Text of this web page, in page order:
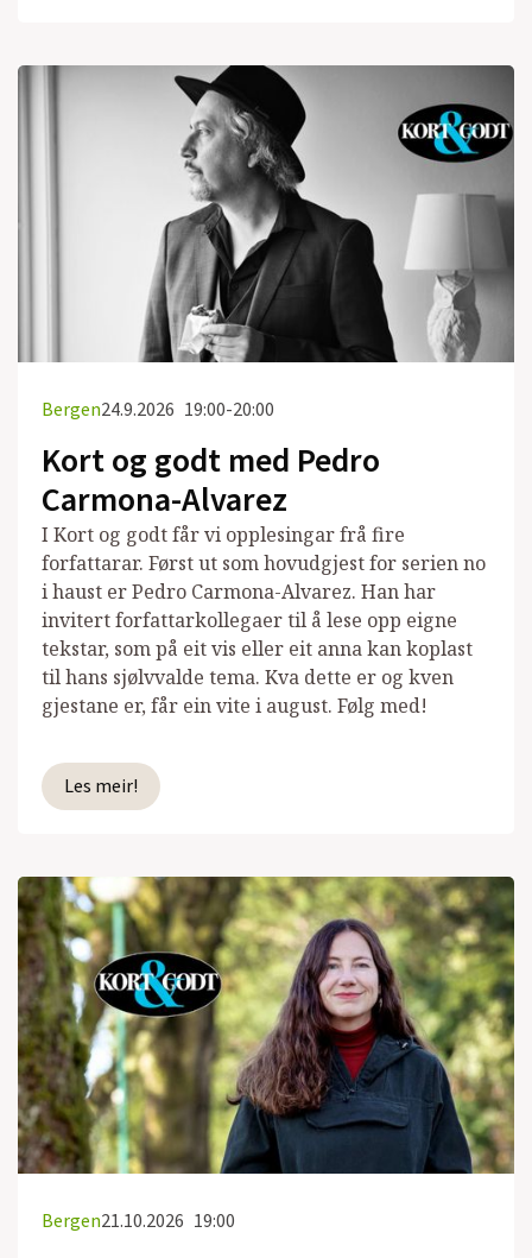
Bergen24.9.2026 19:00-20:00
Kort og godt med Pedro
Carmona-Alvarez
I Kort og godt får vi opplesingar frå fire
forfattarar. Først ut som hovudgjest for serien no
i haust er Pedro Carmona-Alvarez. Han har
invitert forfattarkollegaer til å lese opp eigne
tekstar, som på eit vis eller eit anna kan koplast
til hans sjølvvalde tema. Kva dette er og kven
gjestane er, får ein vite i august. Følg med!
Les meir!
Bergen21.10.2026 19:00